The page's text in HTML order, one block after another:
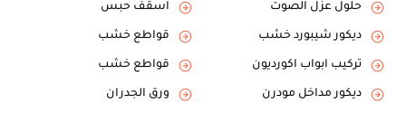
حلول عزل الصوت اسقف حبس
ديكور شيبورد خشب قواطع خشب
تركيب ابواب اكورديون قواطع خشب
ديكور مداخل مودرن ورق الجدران